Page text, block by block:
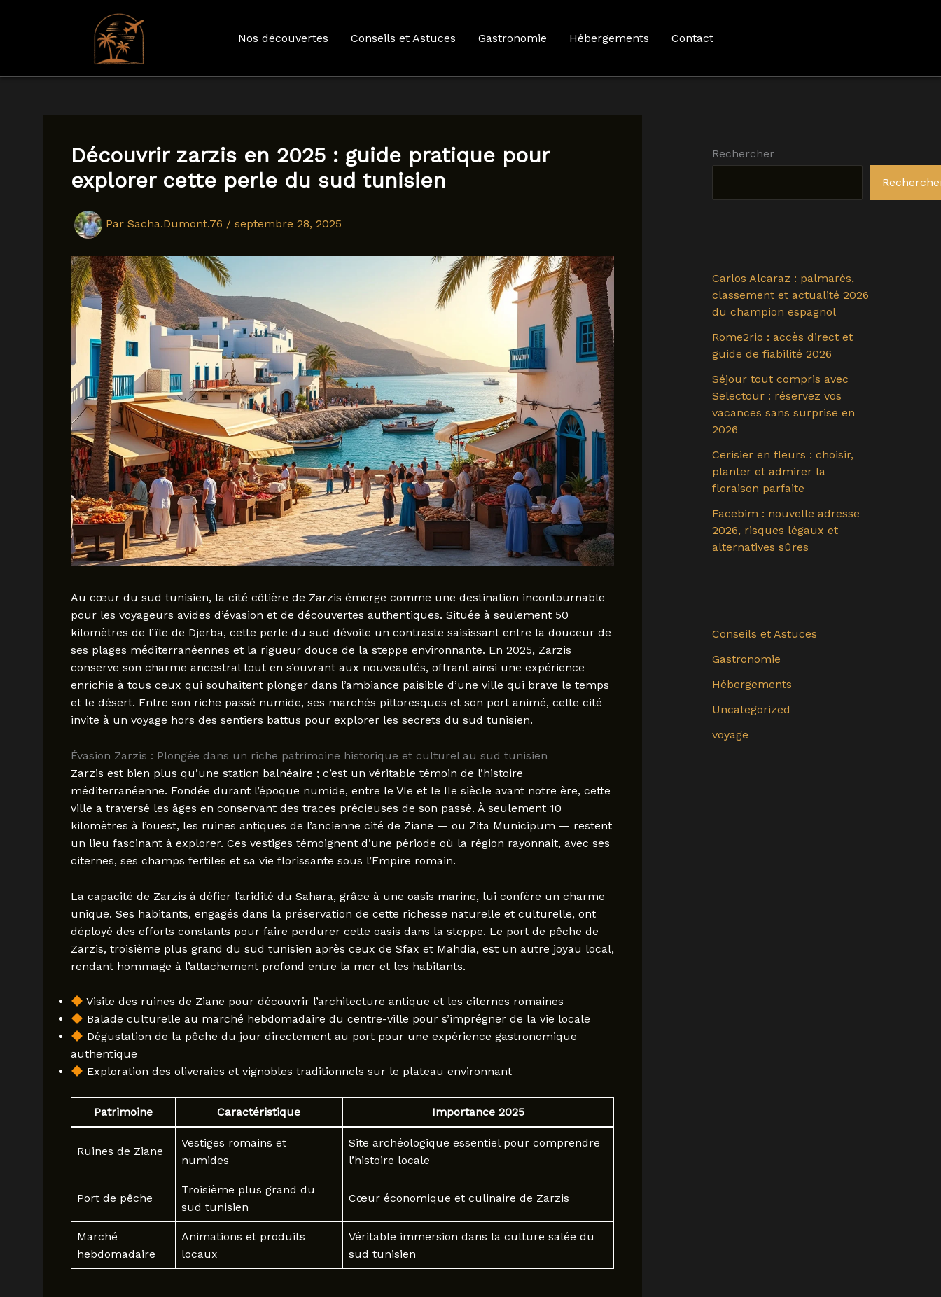
Aller
Nos découvertes Conseils et Astuces Gastronomie Hébergements Contact
Découvrir zarzis en 2025 : guide pratique pour
explorer cette perle du sud tunisien
Par Sacha.Dumont.76 / septembre 28, 2025
Au cœur du sud tunisien, la cité côtière de Zarzis émerge comme une destination incontournable
pour les voyageurs avides d’évasion et de découvertes authentiques. Située à seulement 50
kilomètres de l’île de Djerba, cette perle du sud dévoile un contraste saisissant entre la douceur de
ses plages méditerranéennes et la rigueur douce de la steppe environnante. En 2025, Zarzis
conserve son charme ancestral tout en s’ouvrant aux nouveautés, offrant ainsi une expérience
enrichie à tous ceux qui souhaitent plonger dans l’ambiance paisible d’une ville qui brave le temps
et le désert. Entre son riche passé numide, ses marchés pittoresques et son port animé, cette cité
invite à un voyage hors des sentiers battus pour explorer les secrets du sud tunisien.
Évasion Zarzis : Plongée dans un riche patrimoine historique et culturel au sud tunisien
Zarzis est bien plus qu’une station balnéaire ; c’est un véritable témoin de l’histoire
méditerranéenne. Fondée durant l’époque numide, entre le VIe et le IIe siècle avant notre ère, cette
ville a traversé les âges en conservant des traces précieuses de son passé. À seulement 10
kilomètres à l’ouest, les ruines antiques de l’ancienne cité de Ziane — ou Zita Municipum — restent
un lieu fascinant à explorer. Ces vestiges témoignent d’une période où la région rayonnait, avec ses
citernes, ses champs fertiles et sa vie florissante sous l’Empire romain.
La capacité de Zarzis à défier l’aridité du Sahara, grâce à une oasis marine, lui confère un charme
unique. Ses habitants, engagés dans la préservation de cette richesse naturelle et culturelle, ont
déployé des efforts constants pour faire perdurer cette oasis dans la steppe. Le port de pêche de
Zarzis, troisième plus grand du sud tunisien après ceux de Sfax et Mahdia, est un autre joyau local,
rendant hommage à l’attachement profond entre la mer et les habitants.
Visite des ruines de Ziane pour découvrir l’architecture antique et les citernes romaines
Balade culturelle au marché hebdomadaire du centre-ville pour s’imprégner de la vie locale
Dégustation de la pêche du jour directement au port pour une expérience gastronomique
authentique
Exploration des oliveraies et vignobles traditionnels sur le plateau environnant
Patrimoine Caractéristique Importance 2025
Ruines de Ziane
Vestiges romains et
numides
Site archéologique essentiel pour comprendre
l’histoire locale
Port de pêche
Troisième plus grand du
sud tunisien
Cœur économique et culinaire de Zarzis
Marché
hebdomadaire
Animations et produits
locaux
Véritable immersion dans la culture salée du
sud tunisien
Rechercher
Carlos Alcaraz : palmarès,
classement et actualité 2026
du champion espagnol
Rome2rio : accès direct et
guide de fiabilité 2026
Séjour tout compris avec
Selectour : réservez vos
vacances sans surprise en
2026
Cerisier en fleurs : choisir,
planter et admirer la
floraison parfaite
Facebim : nouvelle adresse
2026, risques légaux et
alternatives sûres
Conseils et Astuces
Gastronomie
Hébergements
Uncategorized
voyage